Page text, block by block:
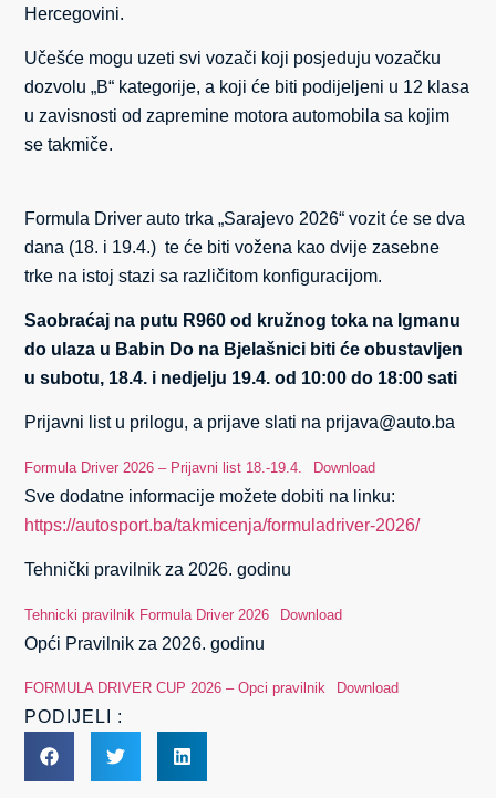
Hercegovini.
Učešće mogu uzeti svi vozači koji posjeduju vozačku
dozvolu „B“ kategorije, a koji će biti podijeljeni u 12 klasa
u zavisnosti od zapremine motora automobila sa kojim
se takmiče.
Formula Driver auto trka „Sarajevo 2026“ vozit će se dva
dana (18. i 19.4.) te će biti vožena kao dvije zasebne
trke na istoj stazi sa različitom konfiguracijom.
Saobraćaj na putu R960 od kružnog toka na Igmanu
do ulaza u Babin Do na Bjelašnici biti će obustavljen
u subotu, 18.4. i nedjelju 19.4. od 10:00 do 18:00 sati
Prijavni list u prilogu, a prijave slati na prijava@auto.ba
Formula Driver 2026 – Prijavni list 18.-19.4. Download
Sve dodatne informacije možete dobiti na linku:
https://autosport.ba/takmicenja/formuladriver-2026/
Tehnički pravilnik za 2026. godinu
Tehnicki pravilnik Formula Driver 2026 Download
Opći Pravilnik za 2026. godinu
FORMULA DRIVER CUP 2026 – Opci pravilnik Download
PODIJELI :